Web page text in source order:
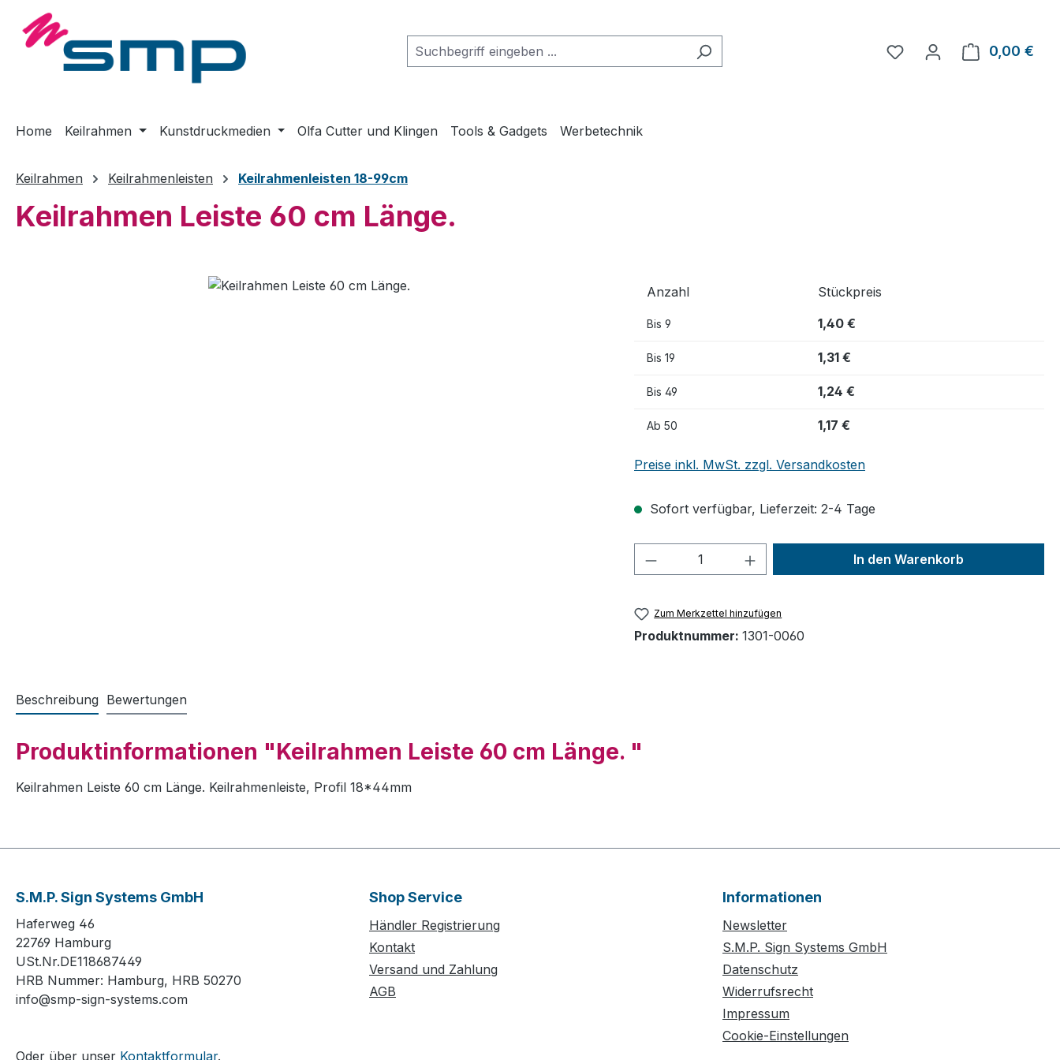
Hauptinhalt springen
Zur Suche springen
Zur Hauptnavigation springen
0,00 €
Home Keilrahmen Kunstdruckmedien Olfa Cutter und Klingen Tools & Gadgets Werbetechnik
Keilrahmen Keilrahmenleisten Keilrahmenleisten 18-99cm
Keilrahmen Leiste 60 cm Länge.
Anzahl Stückpreis
Bis 9 1,40 €
Bis 19 1,31 €
Bis 49 1,24 €
Ab 50 1,17 €
Preise inkl. MwSt. zzgl. Versandkosten
Sofort verfügbar, Lieferzeit: 2-4 Tage
Produkt Anzahl: Gib den gewünschten Wert
In den Warenkorb
Zum Merkzettel hinzufügen
Produktnummer: 1301-0060
Beschreibung Bewertungen
Produktinformationen "Keilrahmen Leiste 60 cm Länge. "
Keilrahmen Leiste 60 cm Länge. Keilrahmenleiste, Profil 18*44mm
S.M.P. Sign Systems GmbH
Haferweg 46
22769 Hamburg
USt.Nr.DE118687449
HRB Nummer: Hamburg, HRB 50270
info@smp-sign-systems.com
Oder über unser Kontaktformular.
Shop Service
Händler Registrierung
Kontakt
Versand und Zahlung
AGB
Informationen
Newsletter
S.M.P. Sign Systems GmbH
Datenschutz
Widerrufsrecht
Impressum
Cookie-Einstellungen